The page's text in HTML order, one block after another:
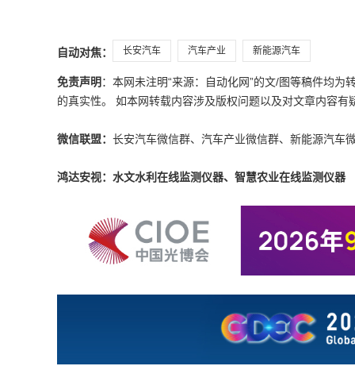
自动对焦： 长安汽车 汽车产业 新能源汽车
免责声明 ：本网未注明“来源：自动化网”的文/图等稿件均
的真实性。 如本网转载内容涉及版权问题以及对文章内容
微信联盟： 长安汽车微信群、汽车产业微信群、新能源汽车
鸿达安视：水文水利在线监测仪器、智慧农业在线监测仪器